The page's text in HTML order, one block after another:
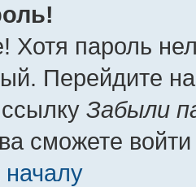
Хотя пароль
Перейдите
Забыли
сможете
началу